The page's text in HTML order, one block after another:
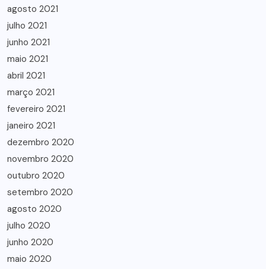
agosto 2021
julho 2021
junho 2021
maio 2021
abril 2021
março 2021
fevereiro 2021
janeiro 2021
dezembro 2020
novembro 2020
outubro 2020
setembro 2020
agosto 2020
julho 2020
junho 2020
maio 2020